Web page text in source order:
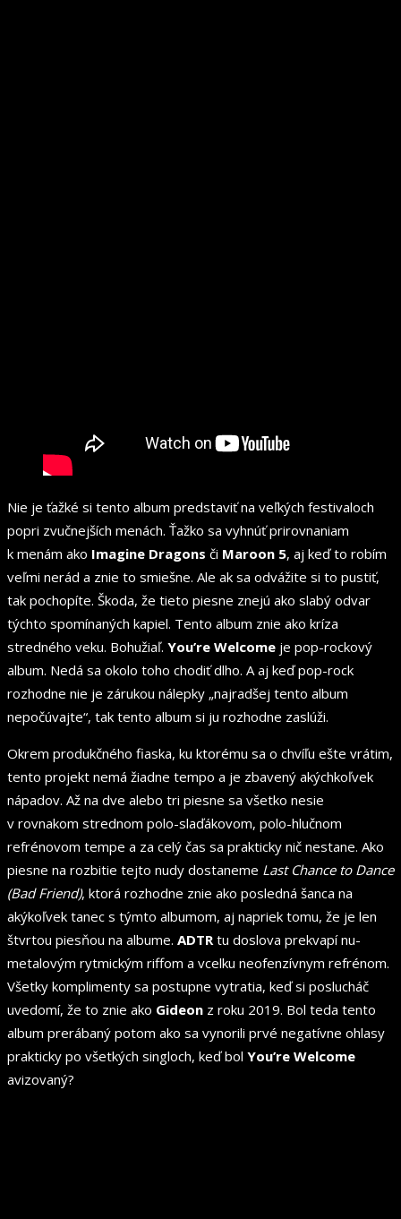
Nie je ťažké si tento album predstaviť na veľkých festivaloch
popri zvučnejších menách. Ťažko sa vyhnúť prirovnaniam
k menám ako Imagine Dragons či Maroon 5, aj keď to robím
veľmi nerád a znie to smiešne. Ale ak sa odvážite si to pustiť,
tak pochopíte. Škoda, že tieto piesne znejú ako slabý odvar
týchto spomínaných kapiel. Tento album znie ako kríza
stredného veku. Bohužiaľ. You’re Welcome je pop-rockový
album. Nedá sa okolo toho chodiť dlho. A aj keď pop-rock
rozhodne nie je zárukou nálepky „najradšej tento album
nepočúvajte“, tak tento album si ju rozhodne zaslúži.
Okrem produkčného fiaska, ku ktorému sa o chvíľu ešte vrátim,
tento projekt nemá žiadne tempo a je zbavený akýchkoľvek
nápadov. Až na dve alebo tri piesne sa všetko nesie
v rovnakom strednom polo-slaďákovom, polo-hlučnom
refrénovom tempe a za celý čas sa prakticky nič nestane. Ako
piesne na rozbitie tejto nudy dostaneme Last Chance to Dance
(Bad Friend), ktorá rozhodne znie ako posledná šanca na
akýkoľvek tanec s týmto albumom, aj napriek tomu, že je len
štvrtou piesňou na albume. ADTR tu doslova prekvapí nu-
metalovým rytmickým riffom a vcelku neofenzívnym refrénom.
Všetky komplimenty sa postupne vytratia, keď si poslucháč
uvedomí, že to znie ako Gideon z roku 2019. Bol teda tento
album prerábaný potom ako sa vynorili prvé negatívne ohlasy
prakticky po všetkých singloch, keď bol You’re Welcome
avizovaný?